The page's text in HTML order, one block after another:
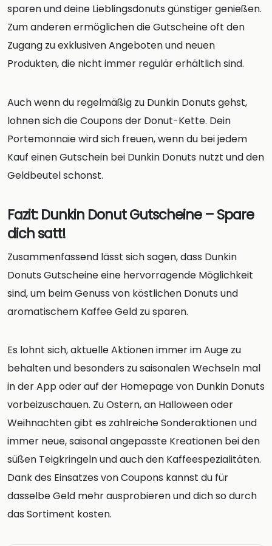
sparen und deine Lieblingsdonuts günstiger genießen.
Zum anderen ermöglichen die Gutscheine oft den
Zugang zu exklusiven Angeboten und neuen
Produkten, die nicht immer regulär erhältlich sind.
Auch wenn du regelmäßig zu Dunkin Donuts gehst,
lohnen sich die Coupons der Donut-Kette. Dein
Portemonnaie wird sich freuen, wenn du bei jedem
Kauf einen Gutschein bei Dunkin Donuts nutzt und den
Geldbeutel schonst.
Fazit: Dunkin Donut Gutscheine – Spare
dich satt!
Zusammenfassend lässt sich sagen, dass Dunkin
Donuts Gutscheine eine hervorragende Möglichkeit
sind, um beim Genuss von köstlichen Donuts und
aromatischem Kaffee Geld zu sparen.
Es lohnt sich, aktuelle Aktionen immer im Auge zu
behalten und besonders zu saisonalen Wechseln mal
in der App oder auf der Homepage von Dunkin Donuts
vorbeizuschauen. Zu Ostern, an Halloween oder
Weihnachten gibt es zahlreiche Sonderaktionen und
immer neue, saisonal angepasste Kreationen bei den
süßen Teigkringeln und auch den Kaffeespezialitäten.
Dank des Einsatzes von Coupons kannst du für
dasselbe Geld mehr ausprobieren und dich so durch
das Sortiment kosten.